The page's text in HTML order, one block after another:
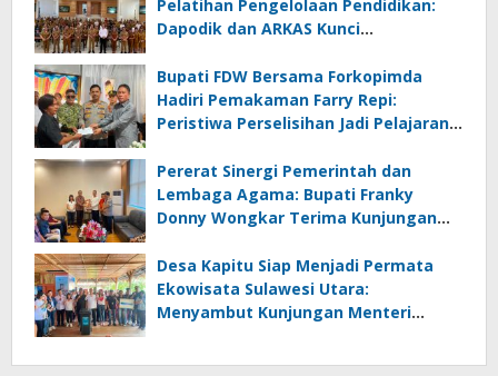
Pelatihan Pengelolaan Pendidikan:
Dapodik dan ARKAS Kunci
Minahasa Selatan
Bupati FDW Bersama Forkopimda
Hadiri Pemakaman Farry Repi:
Peristiwa Perselisihan Jadi Pelajaran,
Diutamakan
Pererat Sinergi Pemerintah dan
Lembaga Agama: Bupati Franky
Donny Wongkar Terima Kunjungan
Desa Kapitu Siap Menjadi Permata
Ekowisata Sulawesi Utara:
Menyambut Kunjungan Menteri